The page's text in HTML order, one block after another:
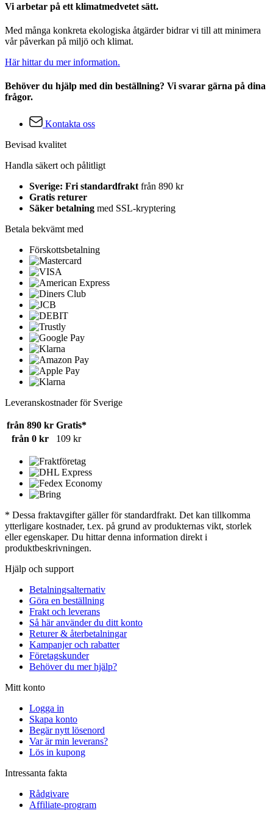
Vi arbetar på ett klimatmedvetet sätt.
Med många konkreta ekologiska åtgärder bidrar vi till att minimera
vår påverkan på miljö och klimat.
Här hittar du mer information.
Behöver du hjälp med din beställning? Vi svarar gärna på dina
frågor.
Kontakta oss
Bevisad kvalitet
Handla säkert och pålitligt
Sverige: Fri standardfrakt från 890 kr
Gratis returer
Säker betalning med SSL-kryptering
Betala bekvämt med
Förskottsbetalning
Leveranskostnader för Sverige
från 890 kr Gratis*
från 0 kr
109 kr
* Dessa fraktavgifter gäller för standardfrakt. Det kan tillkomma
ytterligare kostnader, t.ex. på grund av produkternas vikt, storlek
eller egenskaper. Du hittar denna information direkt i
produktbeskrivningen.
Hjälp och support
Betalningsalternativ
Göra en beställning
Frakt och leverans
Så här använder du ditt konto
Returer & återbetalningar
Kampanjer och rabatter
Företagskunder
Behöver du mer hjälp?
Mitt konto
Logga in
Skapa konto
Begär nytt lösenord
Var är min leverans?
Lös in kupong
Intressanta fakta
Rådgivare
Affiliate-program